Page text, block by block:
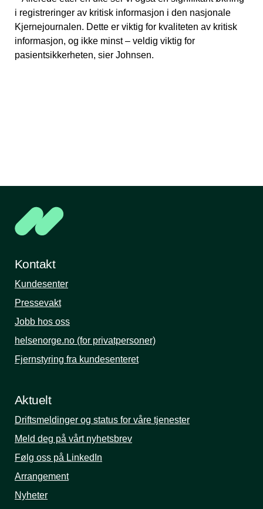
i registreringer av kritisk informasjon i den nasjonale
Kjernejournalen. Dette er viktig for kvaliteten av kritisk
informasjon, og ikke minst – veldig viktig for
pasientsikkerheten, sier Johnsen.
Kontakt
Kundesenter
Pressevakt
Jobb hos oss
helsenorge.no (for privatpersoner)
Fjernstyring fra kundesenteret
Aktuelt
Driftsmeldinger og status for våre tjenester
Meld deg på vårt nyhetsbrev
Følg oss på LinkedIn
Arrangement
Nyheter